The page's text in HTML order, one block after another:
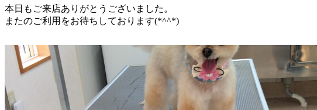
本日もご来店ありがとうございました。
またのご利用をお待ちしております(*^^*)